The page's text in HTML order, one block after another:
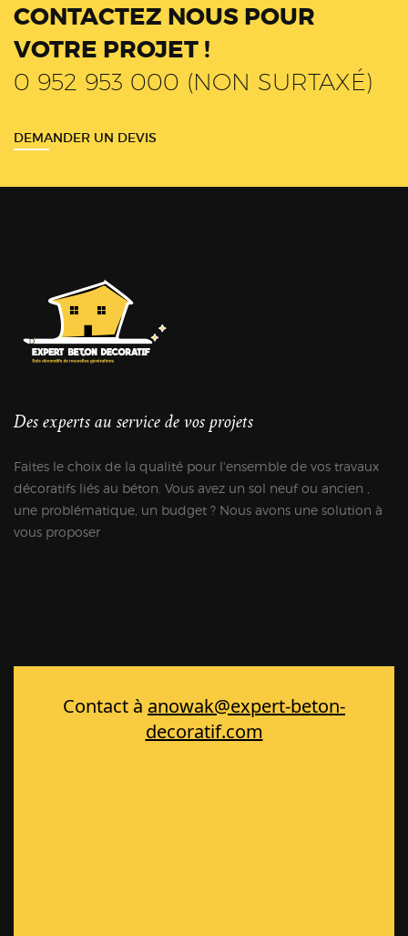
CONTACTEZ NOUS POUR
VOTRE PROJET !
0 952 953 000 (NON SURTAXÉ)
DEMANDER UN DEVIS
Des experts au service de vos projets
Faites le choix de la qualité pour l'ensemble de vos travaux
décoratifs liés au béton. Vous avez un sol neuf ou ancien ,
une problématique, un budget ? Nous avons une solution à
vous proposer